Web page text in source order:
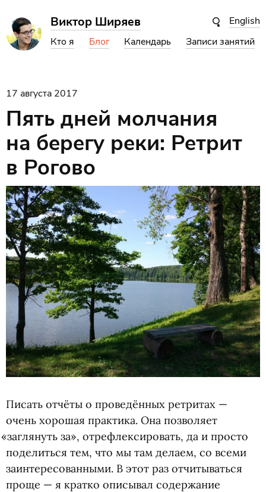
English
Виктор Ширяев
Кто я Блог Календарь Записи занятий
17 августа 2017
Пять дней молчания
на берегу реки: Ретрит
в Рогово
Писать отчёты о проведённых ретритах —
очень хорошая практика. Она позволяет
«заглянуть за», отрефлексировать, да и просто
поделиться тем, что мы там делаем, со всеми
заинтересованными. В этот раз отчитываться
проще — я кратко описывал содержание